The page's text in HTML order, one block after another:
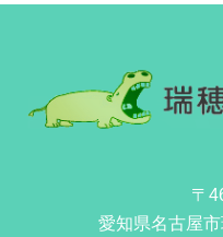
〒
愛知県名古屋